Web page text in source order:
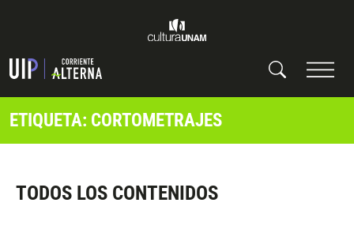
ETIQUETA: CORTOMETRAJES
TODOS LOS CONTENIDOS